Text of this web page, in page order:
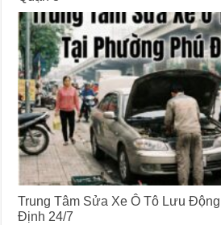
Trung Tâm Sửa Xe Ô Tô Lưu
Định 24/7